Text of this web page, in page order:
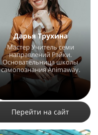
Дарья Трухина
Мастер Учитель семи
направлений Рэйки.
Основательница школы
самопознания Animaway.
Перейти на сайт